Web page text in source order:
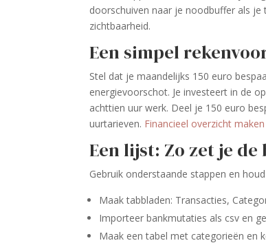
doorschuiven naar je noodbuffer als
zichtbaarheid.
Een simpel
Stel dat je maandelijks 150 euro
energievoorschot. Je investeert in de
achttien uur werk. Deel je 150 euro
uurtarieven. Financieel overzicht
Een lijst: Zo zet je de
Gebruik onderstaande stappen en
Maak tabbladen: Transacties,
Importeer bankmutaties als csv en
Maak een tabel met categorieën en